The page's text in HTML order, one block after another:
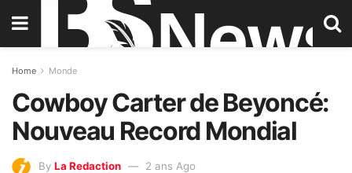
Home Monde
Cowboy Carter de Beyoncé:
Nouveau Record Mondial
By La Redaction 2 ans Ago